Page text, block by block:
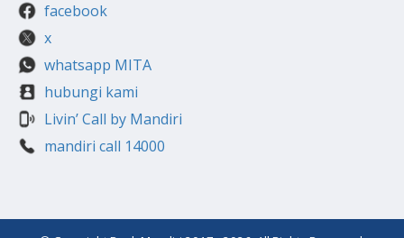
facebook
x
whatsapp MITA
hubungi kami
Livin’ Call by Mandiri
mandiri call 14000